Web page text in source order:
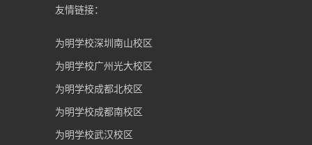
友情链接：
为明学校深圳南山校区
为明学校广州光大校区
为明学校成都北校区
为明学校成都南校区
为明学校武汉校区